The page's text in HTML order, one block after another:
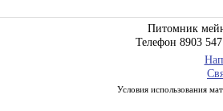
Питомник
Телефон 8903
Условия использования